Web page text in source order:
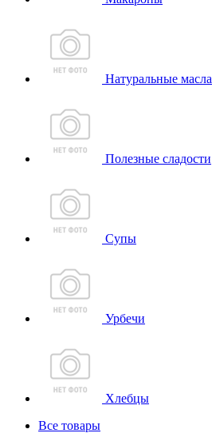
Натуральные масла
Полезные сладости
Супы
Урбечи
Хлебцы
Все товары